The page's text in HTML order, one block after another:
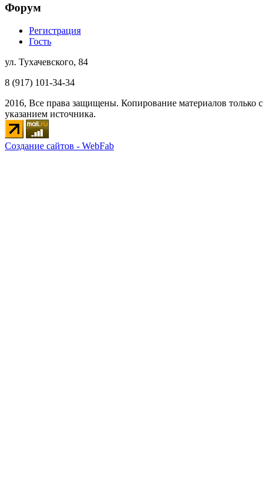
Форум
Регистрация
Гость
ул. Тухачевского, 84
8 (917) 101-34-34
2016, Все права защищены. Копирование материалов только с
указанием источника.
Создание сайтов - WebFab